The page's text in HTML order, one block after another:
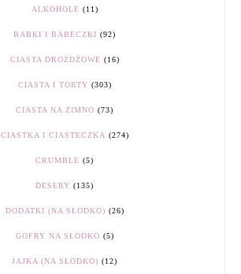
ALKOHOLE (11)
BABKI I BABECZKI (92)
CIASTA DROŻDŻOWE (16)
CIASTA I TORTY (303)
CIASTA NA ZIMNO (73)
CIASTKA I CIASTECZKA (274)
CRUMBLE (5)
DESERY (135)
DODATKI (NA SŁODKO) (26)
GOFRY NA SŁODKO (5)
JAJKA (NA SŁODKO) (12)